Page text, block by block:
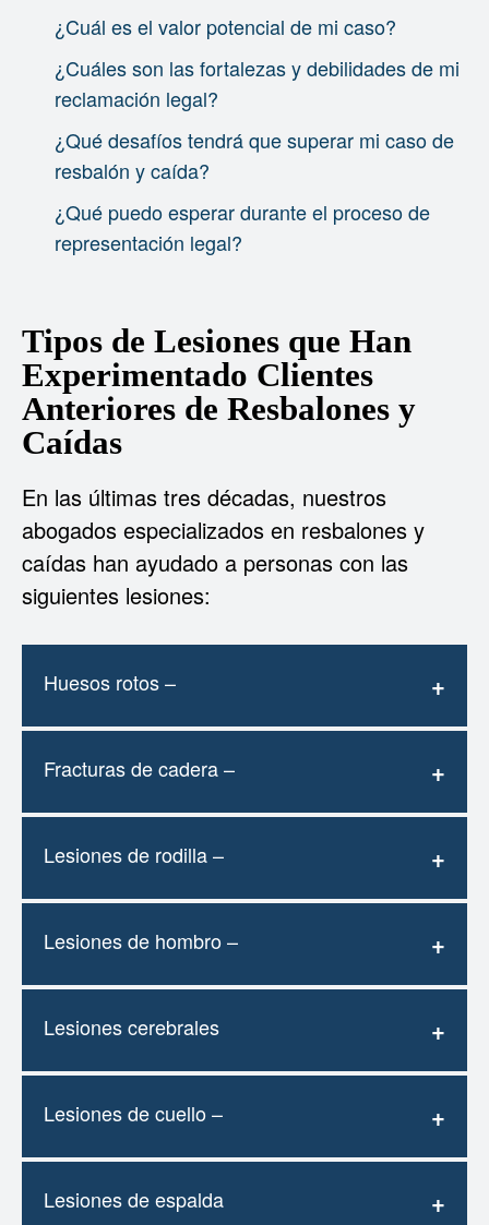
¿Cuál es el valor potencial de mi caso?
¿Cuáles son las fortalezas y debilidades de mi
reclamación legal?
¿Qué desafíos tendrá que superar mi caso de
resbalón y caída?
¿Qué puedo esperar durante el proceso de
representación legal?
Tipos de Lesiones que Han
Experimentado Clientes
Anteriores de Resbalones y
Caídas
En las últimas tres décadas, nuestros
abogados especializados en resbalones y
caídas han ayudado a personas con las
siguientes lesiones:
Huesos rotos –
Fracturas de cadera –
Lesiones de rodilla –
Lesiones de hombro –
Lesiones cerebrales
Lesiones de cuello –
Lesiones de espalda